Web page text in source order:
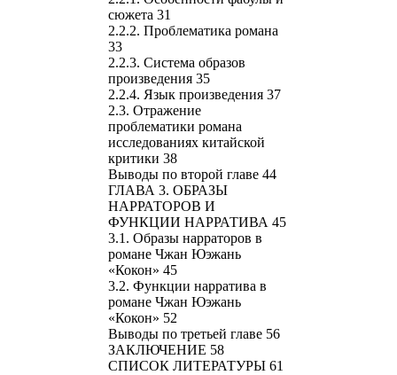
сюжета 31
2.2.2. Проблематика романа
33
2.2.3. Система образов
произведения 35
2.2.4. Язык произведения 37
2.3. Отражение
проблематики романа
исследованиях китайской
критики 38
Выводы по второй главе 44
ГЛАВА 3. ОБРАЗЫ
НАРРАТОРОВ И
ФУНКЦИИ НАРРАТИВА 45
3.1. Образы нарраторов в
романе Чжан Юэжань
«Кокон» 45
3.2. Функции нарратива в
романе Чжан Юэжань
«Кокон» 52
Выводы по третьей главе 56
ЗАКЛЮЧЕНИЕ 58
СПИСОК ЛИТЕРАТУРЫ 61